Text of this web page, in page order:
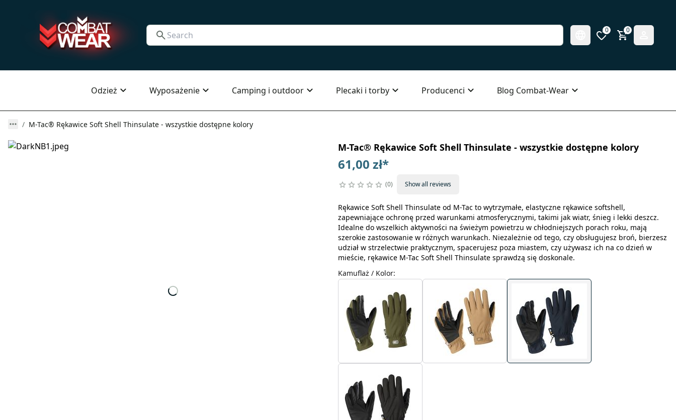
0 0
Odzież Wyposażenie Camping i outdoor Plecaki i torby Producenci Blog Combat-Wear
M-Tac® Rękawice Soft Shell Thinsulate - wszystkie dostępne kolory
M-Tac® Rękawice Soft Shell Thinsulate - wszystkie dostępne kolory
61,00 zł*
0 Show all reviews
Rękawice Soft Shell Thinsulate od M-Tac to wytrzymałe, elastyczne rękawice softshell,
zapewniające ochronę przed warunkami atmosferycznymi, takimi jak wiatr, śnieg i lekki deszcz.
Idealne do wszelkich aktywności na świeżym powietrzu w chłodniejszych porach roku, mają
szerokie zastosowanie w różnych warunkach. Niezależnie od tego, czy obsługujesz broń, bierzesz
udział w strzelectwie praktycznym, spacerujesz poza miastem, czy używasz ich na co dzień w
mieście, rękawice M-Tac Soft Shell Thinsulate sprawdzą się doskonale.
Kamuflaż / Kolor: